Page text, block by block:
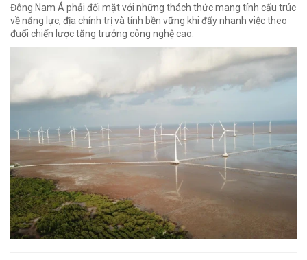
Đông Nam Á phải đối mặt với những thách thức mang tính cấu trúc
về năng lực, địa chính trị và tính bền vững khi đẩy nhanh việc theo
đuổi chiến lược tăng trưởng công nghệ cao.